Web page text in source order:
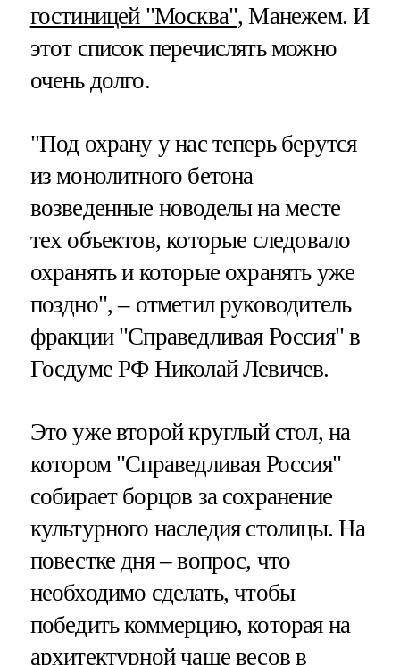
гостиницей "Москва", Манежем. И
этот список перечислять можно
очень долго.
"Под охрану у нас теперь берутся
из монолитного бетона
возведенные новоделы на месте
тех объектов, которые следовало
охранять и которые охранять уже
поздно", – отметил руководитель
фракции "Справедливая Россия" в
Госдуме РФ Николай Левичев.
Это уже второй круглый стол, на
котором "Справедливая Россия"
собирает борцов за сохранение
культурного наследия столицы. На
повестке дня – вопрос, что
необходимо сделать, чтобы
победить коммерцию, которая на
архитектурной чаше весов в